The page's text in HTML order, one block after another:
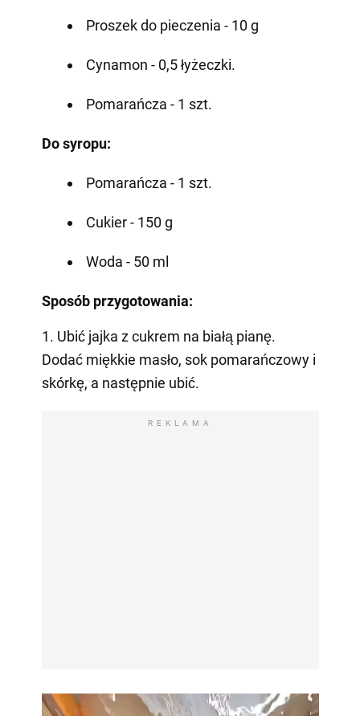
Proszek do pieczenia - 10 g
Cynamon - 0,5 łyżeczki.
Pomarańcza - 1 szt.
Do syropu:
Pomarańcza - 1 szt.
Cukier - 150 g
Woda - 50 ml
Sposób przygotowania:
1. Ubić jajka z cukrem na białą pianę.
Dodać miękkie masło, sok pomarańczowy i
skórkę, a następnie ubić.
REKLAMA